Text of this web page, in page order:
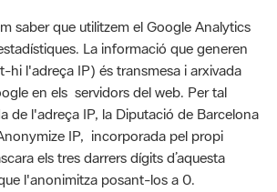
saber que utilitzem el Google Analytics
La informació que generen
hi l'adreça IP) és transmesa i arxivada
en els servidors del web. Per tal
de l'adreça IP, la Diputació de Barcelona
IP, incorporada pel propi
els tres darrers dígits d’aquesta
l'anonimitza posant-los a 0.